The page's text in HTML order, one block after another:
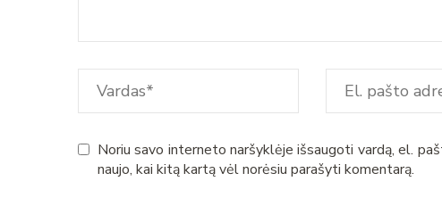
Noriu savo interneto naršyklėje išsaugoti vardą, el.
naujo, kai kitą kartą vėl norėsiu parašyti komentarą.